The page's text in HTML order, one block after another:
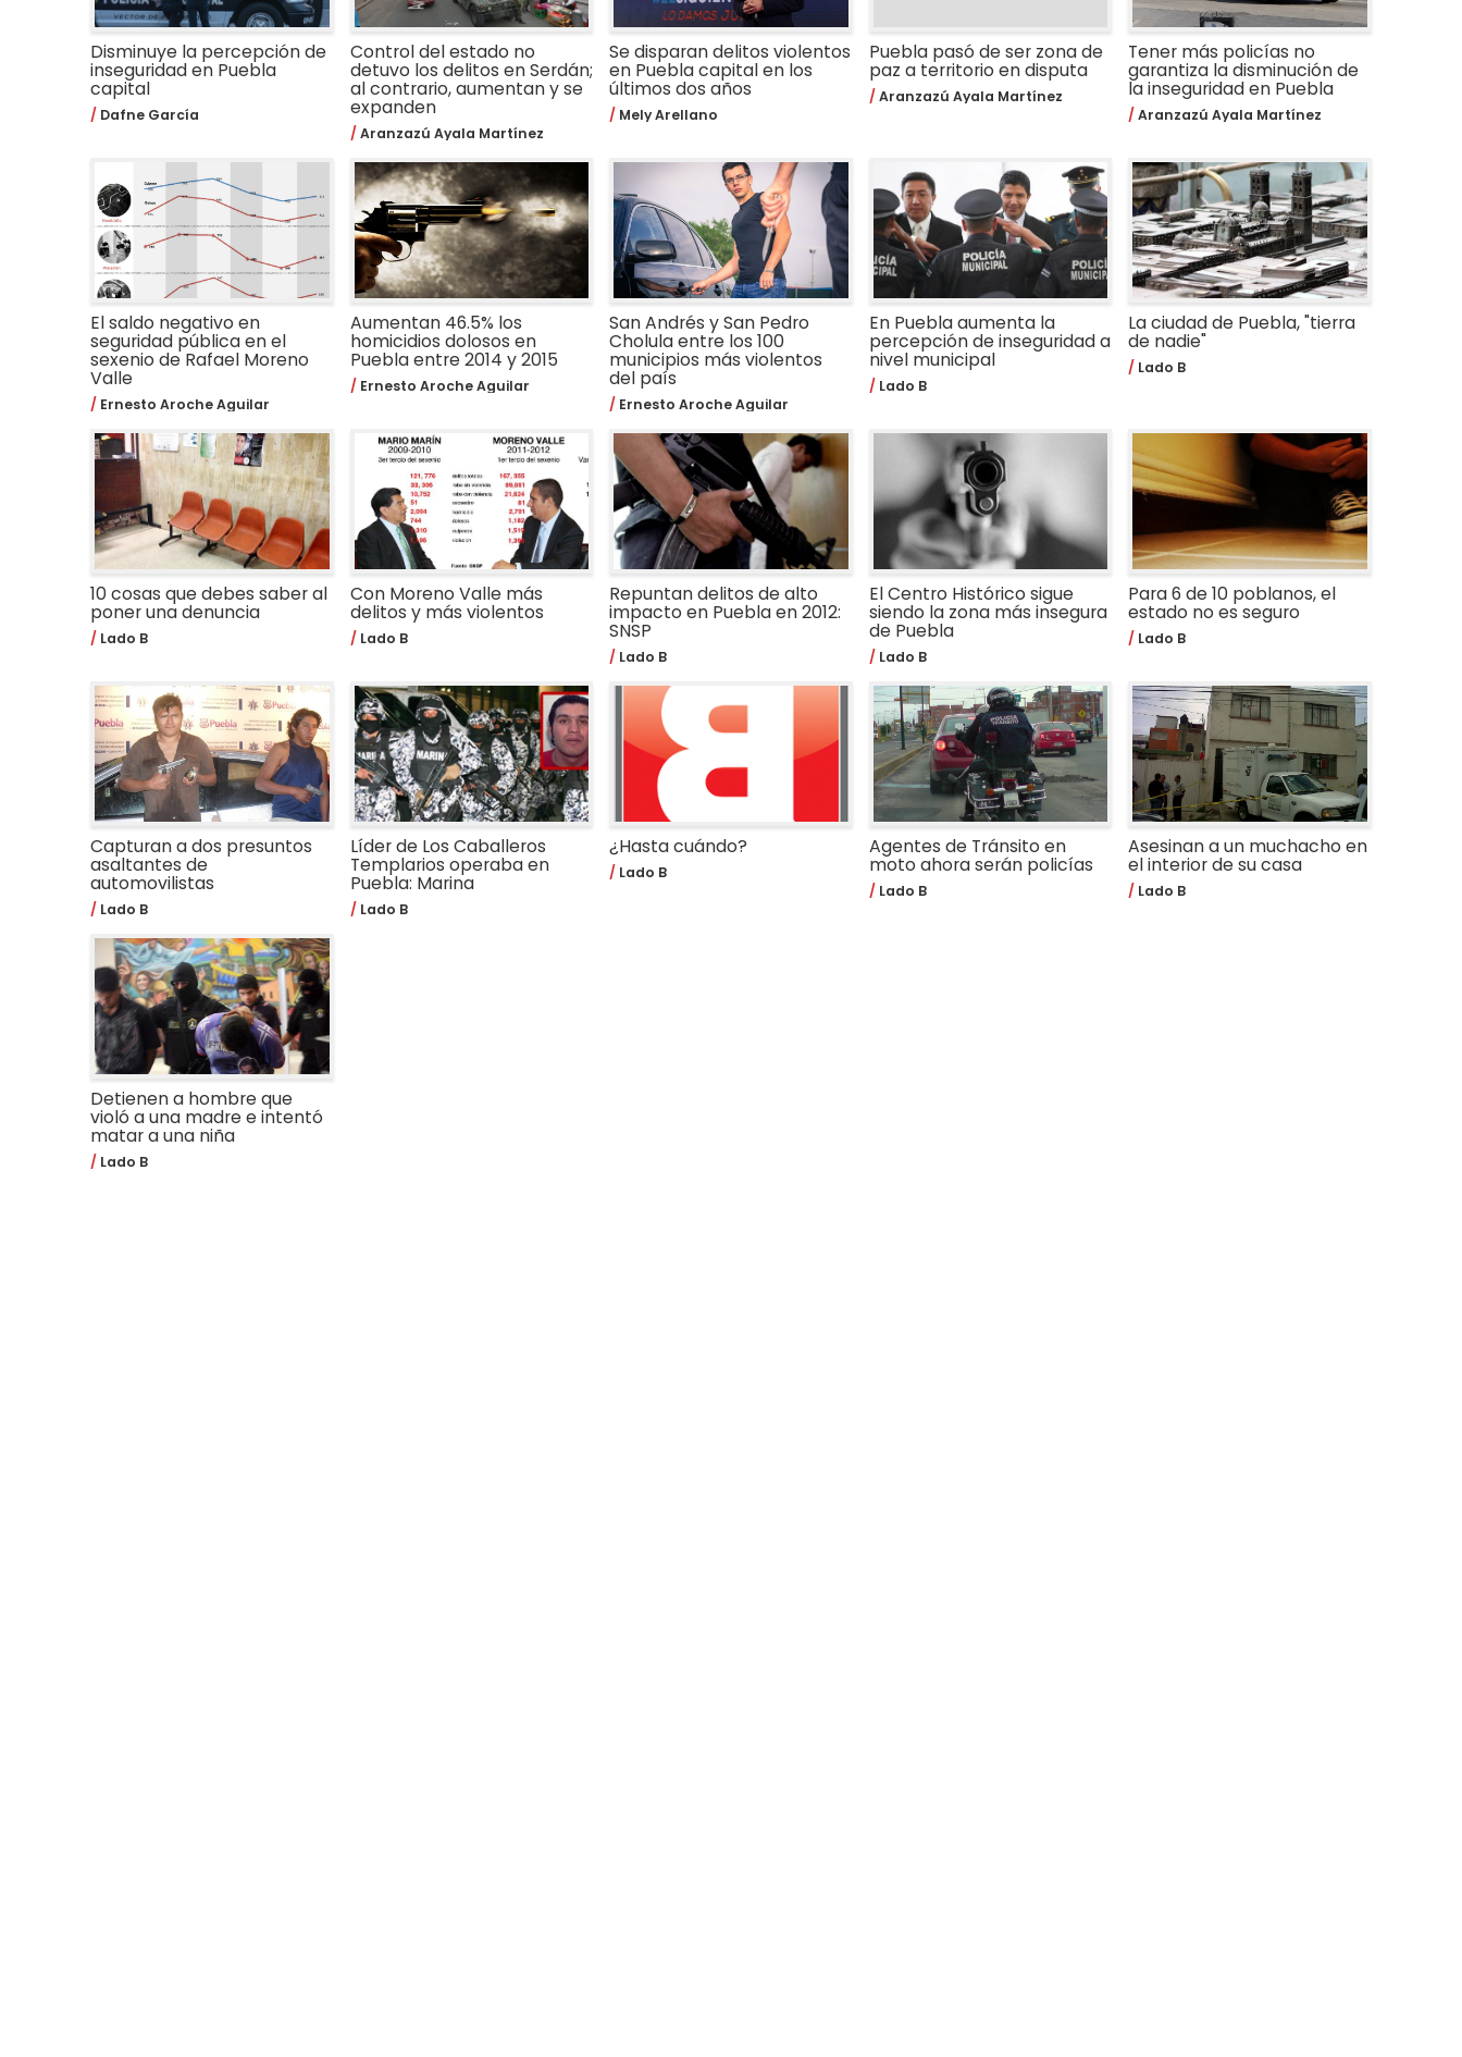
Disminuye la percepción de
inseguridad en Puebla
capital
Dafne García
Control del estado no
detuvo los delitos en Serdán;
al contrario, aumentan y se
expanden
Aranzazú Ayala Martínez
Se disparan delitos violentos
en Puebla capital en los
últimos dos años
Mely Arellano
Puebla pasó de ser zona de
paz a territorio en disputa
Aranzazú Ayala Martínez
Tener más policías no
garantiza la disminución de
la inseguridad en Puebla
Aranzazú Ayala Martínez
El saldo negativo en
seguridad pública en el
sexenio de Rafael Moreno
Valle
Ernesto Aroche Aguilar
Aumentan 46.5% los
homicidios dolosos en
Puebla entre 2014 y 2015
Ernesto Aroche Aguilar
San Andrés y San Pedro
Cholula entre los 100
municipios más violentos
del país
Ernesto Aroche Aguilar
En Puebla aumenta la
percepción de inseguridad a
nivel municipal
Lado B
La ciudad de Puebla, "tierra
de nadie"
Lado B
10 cosas que debes saber al
poner una denuncia
Lado B
Con Moreno Valle más
delitos y más violentos
Lado B
Repuntan delitos de alto
impacto en Puebla en 2012:
SNSP
Lado B
El Centro Histórico sigue
siendo la zona más insegura
de Puebla
Lado B
Para 6 de 10 poblanos, el
estado no es seguro
Lado B
Capturan a dos presuntos
asaltantes de
automovilistas
Lado B
Líder de Los Caballeros
Templarios operaba en
Puebla: Marina
Lado B
¿Hasta cuándo?
Lado B
Agentes de Tránsito en
moto ahora serán policías
Lado B
Asesinan a un muchacho en
el interior de su casa
Lado B
Detienen a hombre que
violó a una madre e intentó
matar a una niña
Lado B